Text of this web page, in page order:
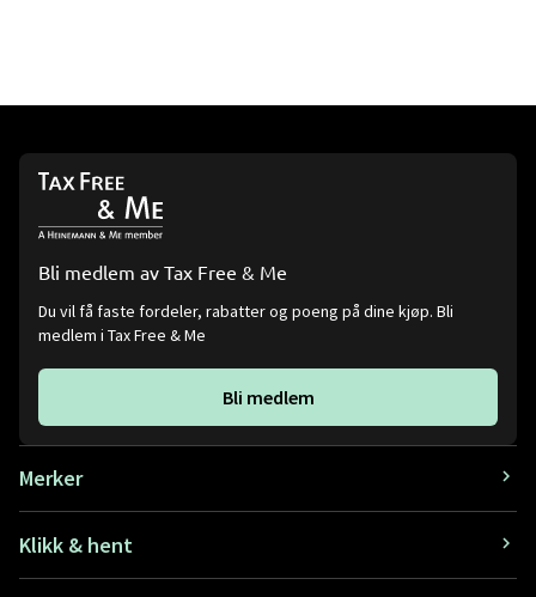
Bli medlem av Tax Free & Me
Du vil få faste fordeler, rabatter og poeng på dine kjøp. Bli
medlem i Tax Free & Me
Bli medlem
Merker
Klikk & hent